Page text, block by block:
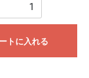
トに入れる